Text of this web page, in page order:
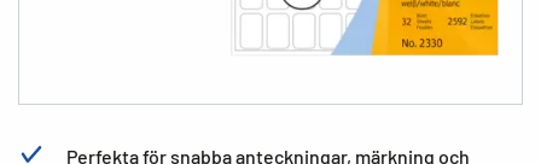
Perfekta för snabba anteckningar, märkning och